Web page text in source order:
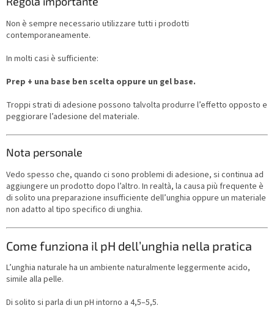
Non è sempre necessario utilizzare tutti i prodotti
contemporaneamente.
In molti casi è sufficiente:
Prep + una base ben scelta oppure un gel base.
Troppi strati di adesione possono talvolta produrre l’effetto opposto e
peggiorare l’adesione del materiale.
Nota personale
Vedo spesso che, quando ci sono problemi di adesione, si continua ad
aggiungere un prodotto dopo l’altro. In realtà, la causa più frequente è
di solito una preparazione insufficiente dell’unghia oppure un materiale
non adatto al tipo specifico di unghia.
Come funziona il pH dell’unghia nella pratica
L’unghia naturale ha un ambiente naturalmente leggermente acido,
simile alla pelle.
Di solito si parla di un pH intorno a 4,5–5,5.